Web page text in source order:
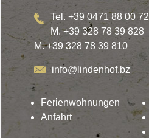
Tel. +39 0471 88 00 72
M. +39 328 78 39 828
M. +39 328 78 39 810
info@lindenhof.bz
Ferienwohnungen
Anfahrt